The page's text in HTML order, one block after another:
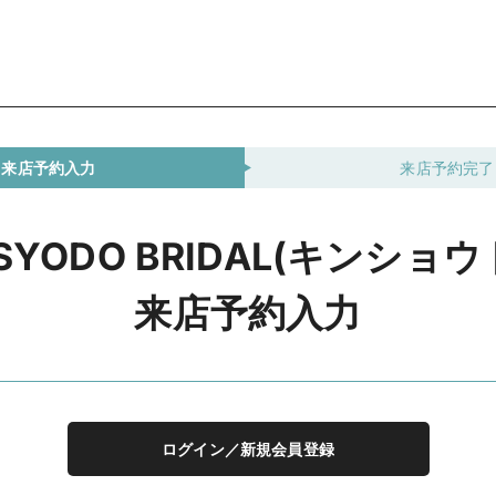
来店予約入力 来店予約完了
BRIDAL(キンショウ
来店予約入力
ログイン／新規会員登録